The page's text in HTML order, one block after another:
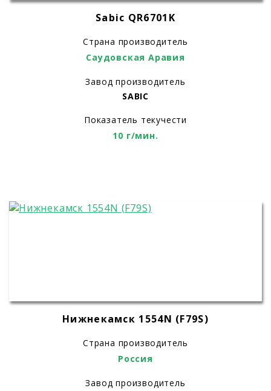
Sabic QR6701K
Страна производитель
Саудовская Аравия
Завод производитель
SABIC
Показатель текучести
10 г/мин.
Нижнекамск 1554N (F79S)
Страна производитель
Россия
Завод производитель